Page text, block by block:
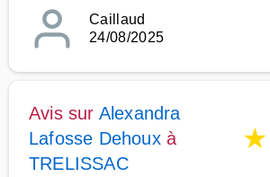
Caillaud
24/08/2025
Avis sur Alexandra
Lafosse Dehouxà
TRELISSAC
★